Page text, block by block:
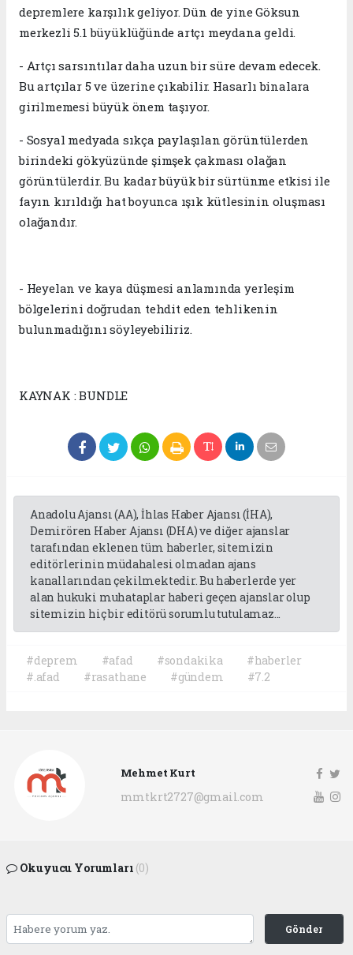
depremlere karşılık geliyor. Dün de yine Göksun
merkezli 5.1 büyüklüğünde artçı meydana geldi.
- Artçı sarsıntılar daha uzun bir süre devam edecek.
Bu artçılar 5 ve üzerine çıkabilir. Hasarlı binalara
girilmemesi büyük önem taşıyor.
- Sosyal medyada sıkça paylaşılan görüntülerden
birindeki gökyüzünde şimşek çakması olağan
görüntülerdir. Bu kadar büyük bir sürtünme etkisi ile
fayın kırıldığı hat boyunca ışık kütlesinin oluşması
olağandır.
- Heyelan ve kaya düşmesi anlamında yerleşim
bölgelerini doğrudan tehdit eden tehlikenin
bulunmadığını söyleyebiliriz.
KAYNAK : BUNDLE
Anadolu Ajansı (AA), İhlas Haber Ajansı (İHA),
Demirören Haber Ajansı (DHA) ve diğer ajanslar
tarafından eklenen tüm haberler, sitemizin
editörlerinin müdahalesi olmadan ajans
kanallarından çekilmektedir. Bu haberlerde yer
alan hukuki muhataplar haberi geçen ajanslar olup
sitemizin hiç bir editörü sorumlu tutulamaz...
#deprem #afad #sondakika
#haberler
#.afad
#rasathane #gündem #7.2
Mehmet Kurt
mmtkrt2727@gmail.com
Okuyucu Yorumları (0)
Gönder